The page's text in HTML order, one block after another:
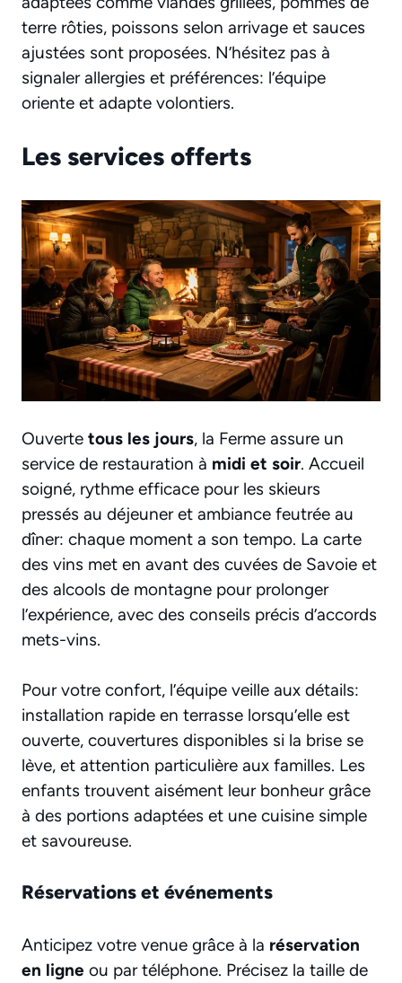
terre rôties, poissons selon arrivage et sauces
ajustées sont proposées. N’hésitez pas à
signaler allergies et préférences: l’équipe
oriente et adapte volontiers.
Les services offerts
Ouverte tous les jours, la Ferme assure un
service de restauration à midi et soir. Accueil
soigné, rythme efficace pour les skieurs
pressés au déjeuner et ambiance feutrée au
dîner: chaque moment a son tempo. La carte
des vins met en avant des cuvées de Savoie et
des alcools de montagne pour prolonger
l’expérience, avec des conseils précis d’accords
mets-vins.
Pour votre confort, l’équipe veille aux détails:
installation rapide en terrasse lorsqu’elle est
ouverte, couvertures disponibles si la brise se
lève, et attention particulière aux familles. Les
enfants trouvent aisément leur bonheur grâce
à des portions adaptées et une cuisine simple
et savoureuse.
Réservations et événements
Anticipez votre venue grâce à la réservation
en ligne ou par téléphone. Précisez la taille de